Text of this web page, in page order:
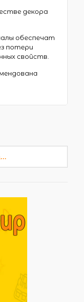
декора
обеспечат
потери
свойств.